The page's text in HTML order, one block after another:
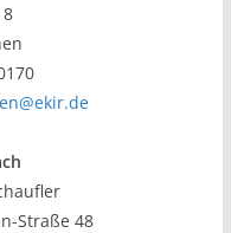
Straße 48